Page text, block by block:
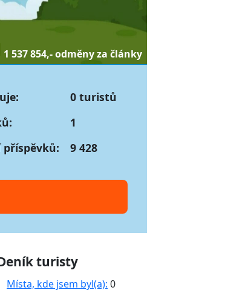
1 537 854,- odměny za články
0 turistů
1
příspěvků:
9 428
turisty
Místa, kde jsem byl(a): 0